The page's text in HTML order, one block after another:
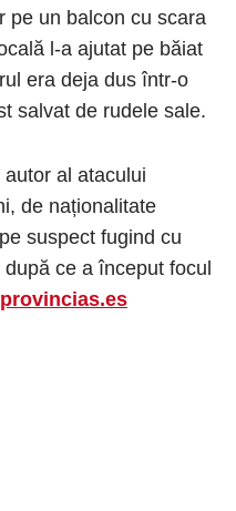
pe un balcon cu scara
l-a ajutat pe băiat
era deja dus într-o
salvat de rudele sale.
al atacului
de naționalitate
suspect fugind cu
ce a început focul